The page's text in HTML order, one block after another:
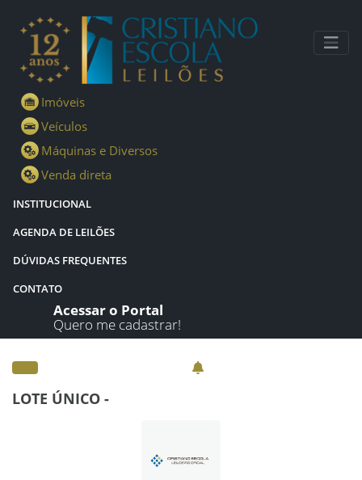
Imóveis
Veículos
Máquinas e Diversos
Venda direta
INSTITUCIONAL
AGENDA DE LEILÕES
DÚVIDAS FREQUENTES
CONTATO
Acessar o Portal
Quero me cadastrar!
LOTE ÚNICO -